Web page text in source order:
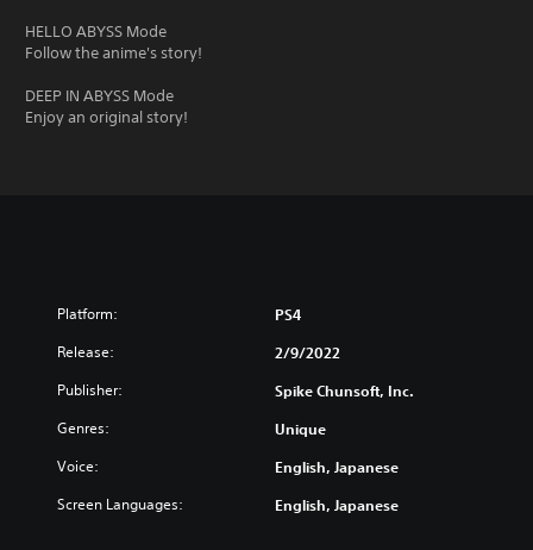
HELLO ABYSS Mode
Follow the anime's story!
DEEP IN ABYSS Mode
Enjoy an original story!
Platform: PS4
Release: 2/9/2022
Publisher: Spike Chunsoft, Inc.
Genres: Unique
Voice: English, Japanese
Screen Languages: English, Japanese